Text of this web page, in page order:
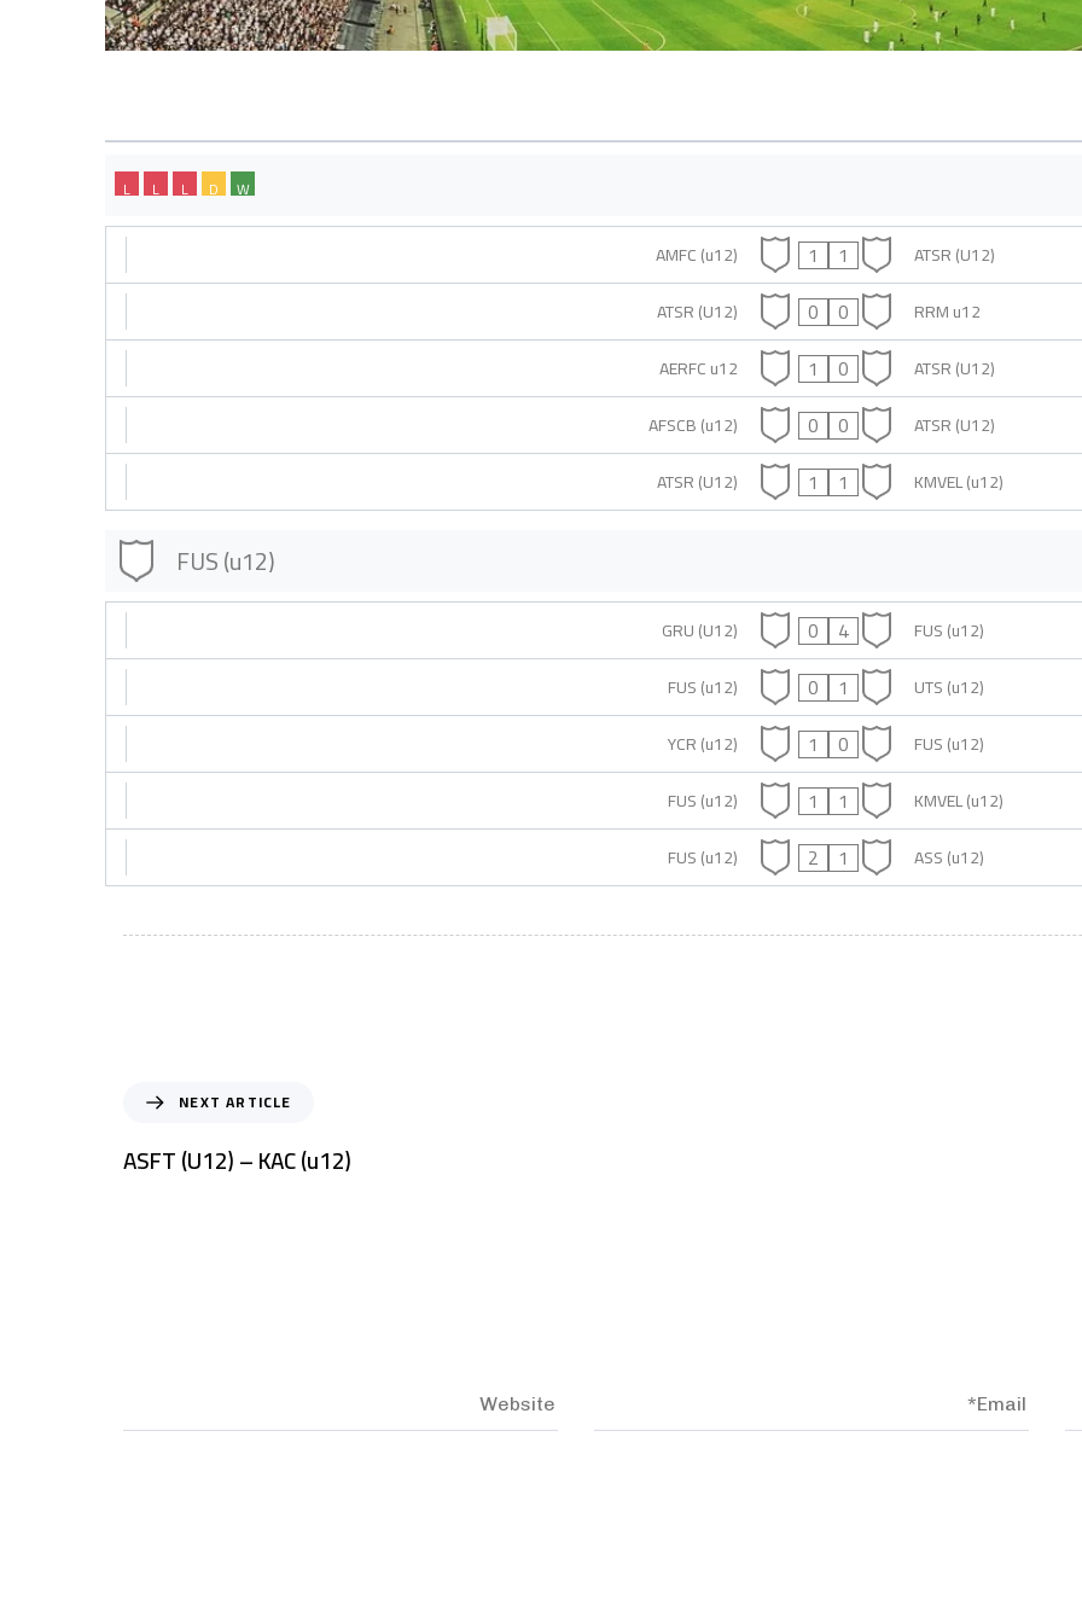
W
D
L
L
L
AMFC (u12) 1 1
ATSR (U12)
ATSR (U12)
0 0
RRM u12
AERFC u12
1 0
ATSR (U12)
AFSCB (u12)
0 0
ATSR (U12)
ATSR (U12)
1 1 KMVEL (u12)
FUS (u12)
GRU (U12) 0 4
FUS (u12)
FUS (u12)
0 1
UTS (u12)
YCR (u12)
1 0
FUS (u12)
FUS (u12)
1 1
KMVEL (u12)
FUS (u12)
2 1 ASS (u12)
NEXT ARTICLE
ASFT (U12) – KAC (u12)